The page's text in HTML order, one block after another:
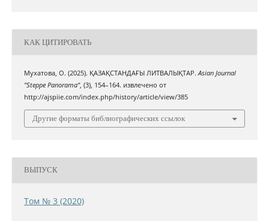
КАК ЦИТИРОВАТЬ
Мухатова, О. (2025). ҚАЗАҚСТАНДАҒЫ ЛИТВАЛЫҚТАР.Asian Journal
"Steppe Panorama", (3), 154–164. извлечено от
http://ajspiie.com/index.php/history/article/view/385
Другие форматы библиографических ссылок
ВЫПУСК
Том № 3 (2020)